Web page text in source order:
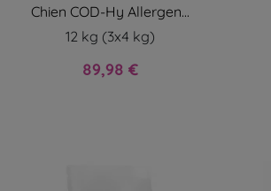
Chien COD-Hy Allergen...
12 kg (3x4 kg)
Prix
89,98 €